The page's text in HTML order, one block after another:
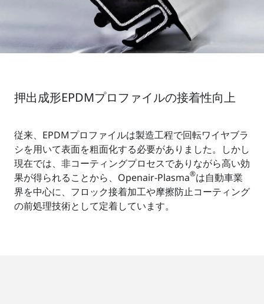
押出成形EPDMプロファイルの接着性向上
従来、EPDMプロファイルは製造工程で回転ワイヤブラ
シを用いて表面を粗面化する必要がありました。しかし
現在では、非コーティングプロセスでありながら高い効
果が得られることから、Openair-Plasma®は自動車業
界を中心に、フロック接着加工や摩擦防止コーティング
の前処理技術として定着しています。